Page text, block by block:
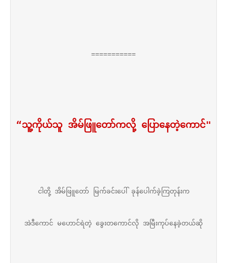
===========
“သူ့ကိုယ်သူ အိမ်ဖြူတော်ကလို့ ပြောနေတဲ့ကောင်"
ငါတို့ အိမ်ဖြူတော် မြက်ခင်းပေါ် ခုန်ပေါက်ခဲ့ကြတုန်းက
အဲဒီကောင် မဟောင်ရဲတဲ့ ခွေးတကောင်လို အမြီးကုပ်နေခဲ့တယ်ဆို